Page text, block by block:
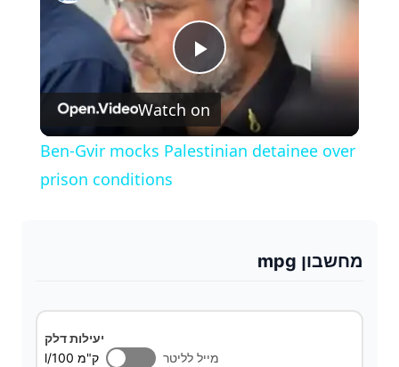
P
l
Watch on
Ben-Gvir mocks Palestinian detainee over
prison conditions
מחשבון mpg
יעילות דלק
l/100 ק"מ
מייל לליטר